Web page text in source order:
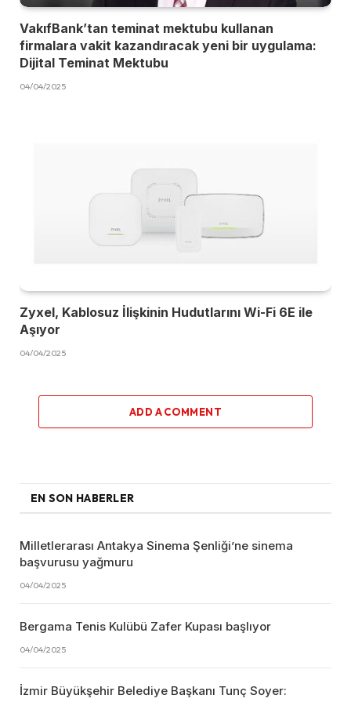
VakıfBank’tan teminat mektubu kullanan
firmalara vakit kazandıracak yeni bir uygulama:
Dijital Teminat Mektubu
04/04/2025
Zyxel, Kablosuz İlişkinin Hudutlarını Wi-Fi 6E ile
Aşıyor
04/04/2025
ADD A COMMENT
EN SON HABERLER
Milletlerarası Antakya Sinema Şenliği’ne sinema
başvurusu yağmuru
04/04/2025
Bergama Tenis Kulübü Zafer Kupası başlıyor
04/04/2025
İzmir Büyükşehir Belediye Başkanı Tunç Soyer: